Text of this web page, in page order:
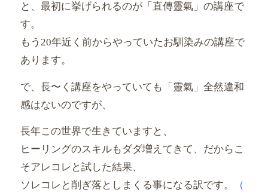
と、 最初に挙げられるのが「直傳靈氣」の講座で
す。
もう20年近く前からやっていたお馴染みの講座で
あります。
で、長〜く講座をやっていても「靈氣」 全然違和
感はないのですが、
長年この世界で生きていますと、
ヒーリングのスキルもダダ増えてきて、 だからこ
そアレコレと試した結果、
ソレコレと削ぎ落としまくる事になる訳です。
（